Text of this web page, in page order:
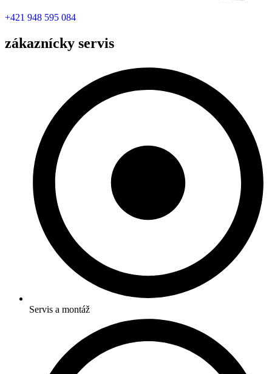
+421 948 595 084
zákaznícky servis
Servis a montáž